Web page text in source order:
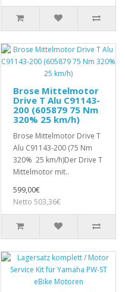
Brose Mittelmotor
Drive T Alu C91143-
200 (605879 75 Nm
320% 25 km/h)
Brose Mittelmotor Drive T
Alu C91143-200 (75 Nm
320% 25 km/h)Der Drive T
Mittelmotor mit..
599,00€
Netto 503,36€